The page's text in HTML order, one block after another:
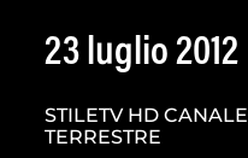
23 luglio 2012
STILETV HD
TERRESTRE